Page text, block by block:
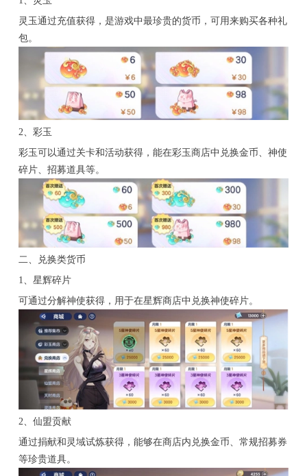
灵玉通过充值获得，是游戏中最珍贵的货币，可用来购买各种礼
包。
2、彩玉
彩玉可以通过关卡和活动获得，能在彩玉商店中兑换金币、神使
碎片、招募道具等。
二、兑换类货币
1、星辉碎片
可通过分解神使获得，用于在星辉商店中兑换神使碎片。
2、仙盟贡献
通过捐献和灵域试炼获得，能够在商店内兑换金币、常规招募券
等珍贵道具。